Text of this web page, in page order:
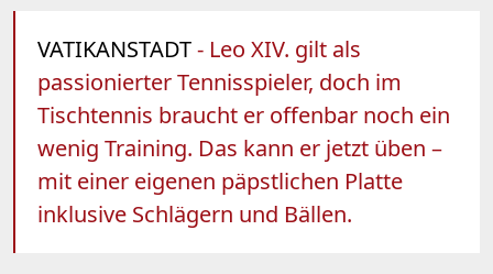
VATIKANSTADT- Leo XIV. gilt als
passionierter Tennisspieler, doch im
Tischtennis braucht er offenbar noch ein
wenig Training. Das kann er jetzt üben –
mit einer eigenen päpstlichen Platte
inklusive Schlägern und Bällen.